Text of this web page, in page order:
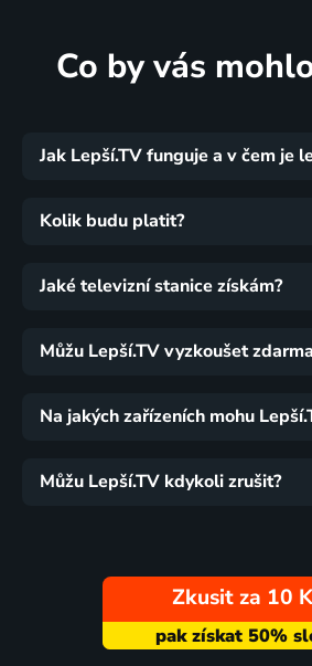
Co by vás
Jak Lepší.TV funguje a v čem je
Kolik budu platit?
Jaké televizní stanice získám?
Můžu Lepší.TV vyzkoušet
Na jakých zařízeních mohu
Můžu Lepší.TV kdykoli zrušit?
Zkusit za 10